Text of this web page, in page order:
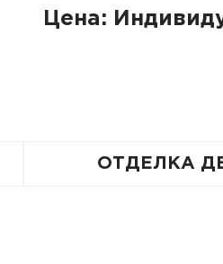
Цена:
ОТДЕЛКА